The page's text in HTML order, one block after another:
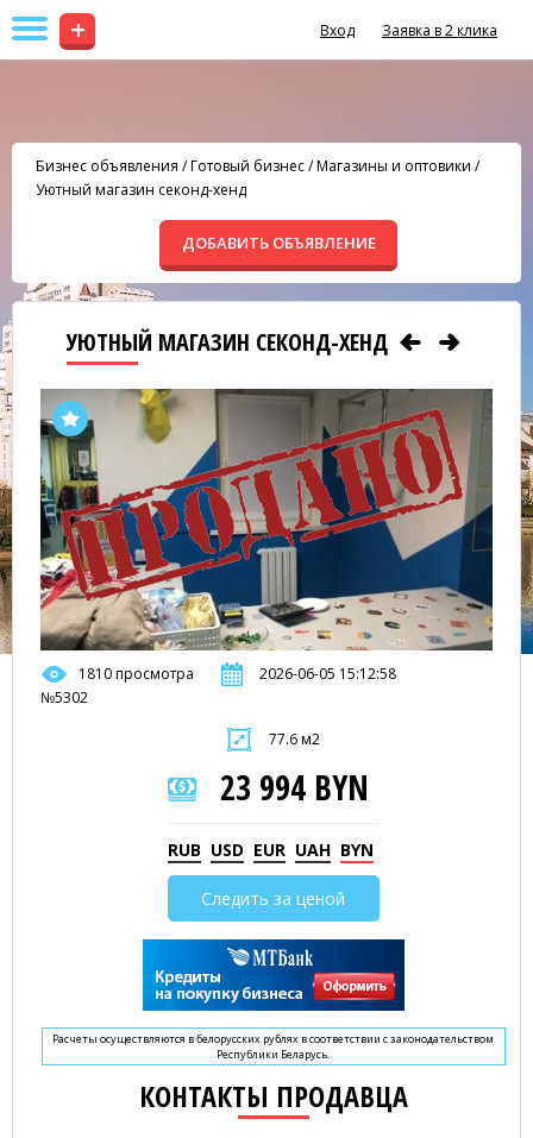
+ Вход Заявка в 2 клика
Бизнес объявления /Готовый бизнес/Магазины и оптовики /
Уютный магазин секонд-хенд
ДОБАВИТЬ ОБЪЯВЛЕНИЕ
УЮТНЫЙ МАГАЗИН СЕКОНД-ХЕНД
1810 просмотра
2026-06-05 15:12:58
№5302
77.6 м2
23 994 BYN
RUB USD EUR UAH BYN
Следить за ценой
Расчеты осуществляются в белорусских рублях в соответствии с законодательством
Республики Беларусь.
КОНТАКТЫ ПРОДАВЦА